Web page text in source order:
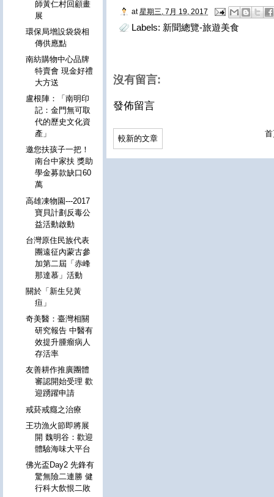
at 星期三, 7月 19, 2017
Labels: 新聞總覽-旅遊美食
沒有留言:
發佈留言
較新的文章
師黃仁村回顧畫
展
環保局增設袋袋相
傳供應點
南紡購物中心品牌
特賣會 現金好禮
大方送
盧根陣：「南明印
記：金門無可取
代的歷史文化資
產」
邀您扶孩子一把！
南台中家扶 獎助
學金募款缺口60
萬
高雄凍物園---2017
寶貝計劃反毒公
益活動啟動
台灣原住民族代表
團遠征內蒙古參
加第二屆「赤峰
那達慕」活動
關於「新生兒黃
疸」
奇美醫：臺灣相關
研究報告 中醫有
效提升腫瘤病人
存活率
友善耕作推廣團體
審認開始受理 歡
迎踴躍申請
戒菸戒癮之治療
王功漁火節即將展
開 魏明谷：歡迎
體驗海味大平台
佛光盃Day2 先鋒有
驚無險二連勝 健
行科大飲恨二敗